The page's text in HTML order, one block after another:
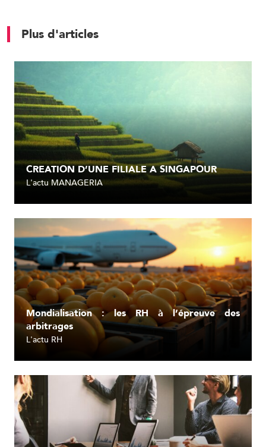
Plus d'articles
L'actu MANAGERIA
CREATION D’UNE FILIALE A SINGAPOUR
L'actu RH
Mondialisation : les RH à l’épreuve des
arbitrages